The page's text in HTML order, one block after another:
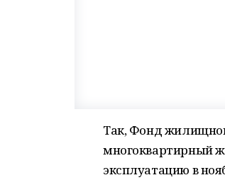
Так, Фонд
многоквартирный
эксплуатацию в